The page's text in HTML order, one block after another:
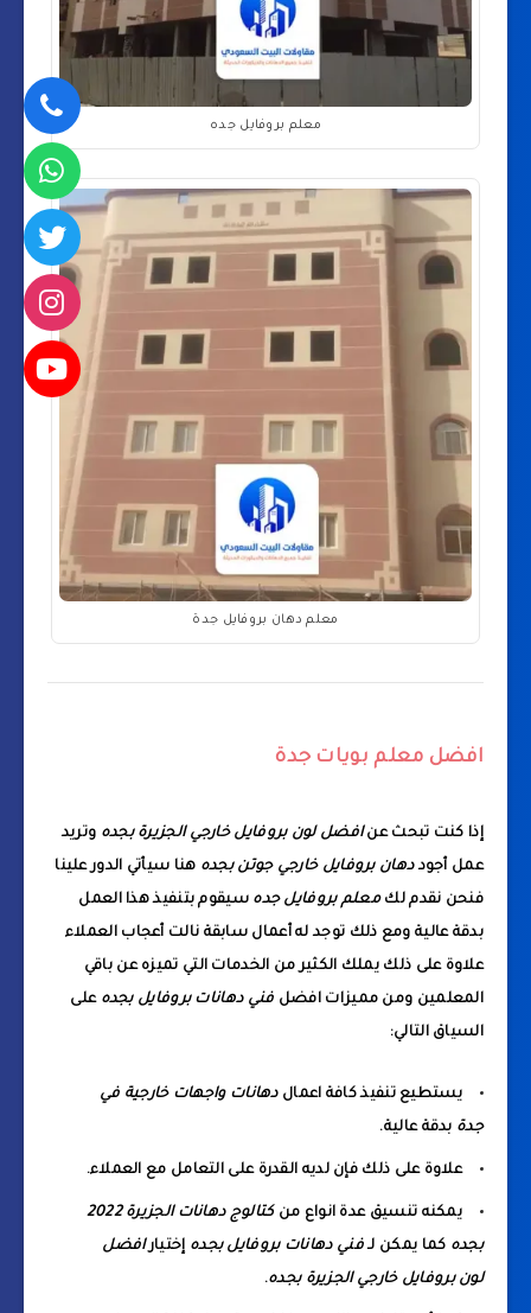
معلم بروفايل جده
معلم دهان بروفايل جدة
افضل معلم بويات جدة
إذا كنت تبحث عنافضل لون بروفايل خارجي الجزيرة بجده وتريد
عمل أجوددهان بروفايل خارجي جوتن بجده هنا سيأتي الدور علينا
فنحن نقدم لكمعلم بروفايل جده سيقوم بتنفيذ هذا العمل
بدقة عالية ومع ذلك توجد له أعمال سابقة نالت أعجاب العملاء
علاوة على ذلك يملك الكثير من الخدمات التي تميزه عن باقي
المعلمين ومن مميزات افضل فني دهانات بروفايل بجده على
السياق التالي:
يستطيع تنفيذ كافة اعمالدهانات واجهات خارجية في
جدة بدقة عالية.
علاوة على ذلك فإن لديه القدرة على التعامل مع العملاء.
يمكنه تنسيق عدة انواع من
كتالوج دهانات الجزيرة 2022
بجده كما يمكن لـفني دهانات بروفايل بجده إختيارافضل
لون بروفايل خارجي الجزيرة بجده.